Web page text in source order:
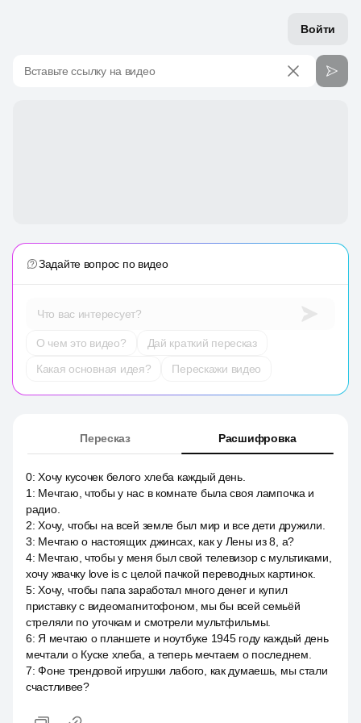
Войти
Вставьте ссылку на видео
Задайте вопрос по видео
Что вас интересует?
О чем это видео?
Дай краткий пересказ
Какая основная идея?
Перескажи видео
Пересказ Расшифровка
0:Хочу кусочек белого хлеба каждый день.
1 : Мечтаю, чтобы у нас в комнате была своя лампочка и
радио.
2:Хочу, чтобы на всей земле был мир и все дети дружили.
3: Мечтаю о настоящих джинсах, как у Лены из 8, а?
4: Мечтаю, чтобы у меня был свой телевизор с мультиками,
хочу жвачку love is с целой пачкой переводных картинок.
5:Хочу, чтобы папа заработал много денег и купил
приставку с видеомагнитофоном, мы бы всей семьёй
стреляли по уточкам и смотрели мультфильмы.
6: Я мечтаю о планшете и ноутбуке 1945 году каждый день
мечтали о Куске хлеба, а теперь мечтаем о последнем.
7:Фоне трендовой игрушки лабого, как думаешь, мы стали
счастливее?